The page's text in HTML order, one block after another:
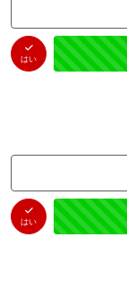
はい
はい
（0件）
未投票
はい
はい
（0件）
未投票